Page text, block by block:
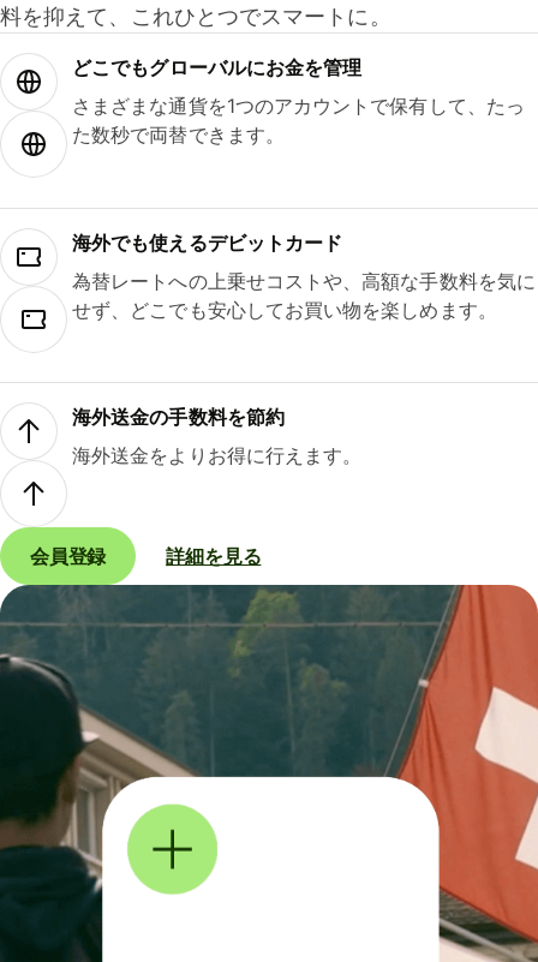
料を抑えて、これひとつでスマートに。
どこでもグ⁠ロ⁠ー⁠バ⁠ルにお金を管理
さまざまな通貨を1つのアカウントで保有して、たっ
た数秒で両替できます。
海外でも使えるデビットカード
為替レートへの上乗せコストや、高額な手数料を気に
せず、どこでも安心してお買い物を楽しめます。
海外送金の手数料を節約
海外送金をよりお得に行えます。
会員登録 詳細を見る